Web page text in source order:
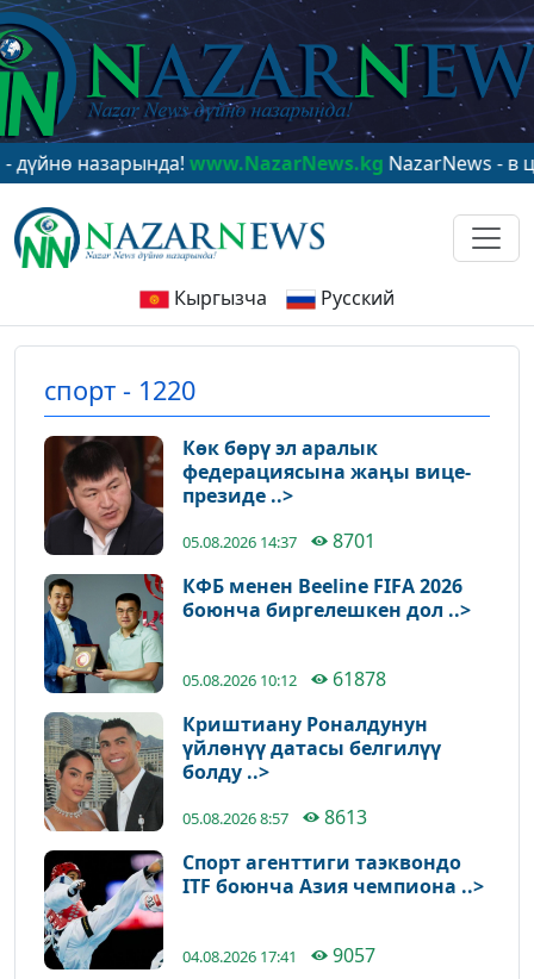
www.NazarNews.kgNazarNews - в центре
Кыргызча Русский
спорт - 1220
Көк бөрү эл аралык
федерациясына жаңы вице-
президе ..>
05.08.2026 14:37
8701
КФБ менен Beeline FIFA 2026
боюнча биргелешкен дол ..>
05.08.2026 10:12
61878
Криштиану Роналдунун
үйлөнүү датасы белгилүү
болду ..>
05.08.2026 8:57
8613
Спорт агенттиги таэквондо
ITF боюнча Азия чемпиона ..>
04.08.2026 17:41
9057